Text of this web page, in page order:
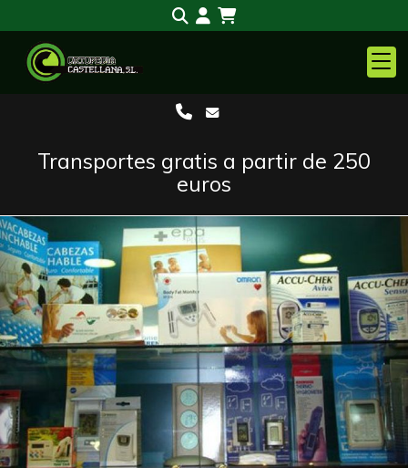
Transportes gratis a partir de 250
euros
Anterior